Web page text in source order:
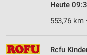
Heute
553,76 km
Rofu
Messung der
Quellen